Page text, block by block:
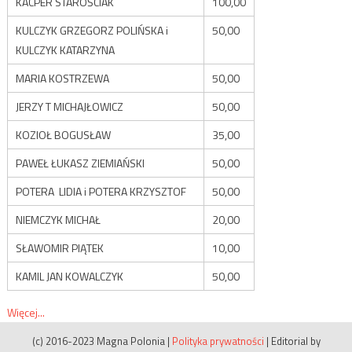
KULCZYK GRZEGORZ POLIŃSKA i
KULCZYK KATARZYNA
50,00
MARIA KOSTRZEWA
50,00
JERZY T MICHAJŁOWICZ
50,00
KOZIOŁ BOGUSŁAW
35,00
PAWEŁ ŁUKASZ ZIEMIAŃSKI
50,00
POTERA LIDIA i POTERA KRZYSZTOF
50,00
NIEMCZYK MICHAŁ
20,00
SŁAWOMIR PIĄTEK
10,00
KAMIL JAN KOWALCZYK
50,00
Więcej...
(c) 2016-2023 Magna Polonia | Polityka prywatności | Editorial by